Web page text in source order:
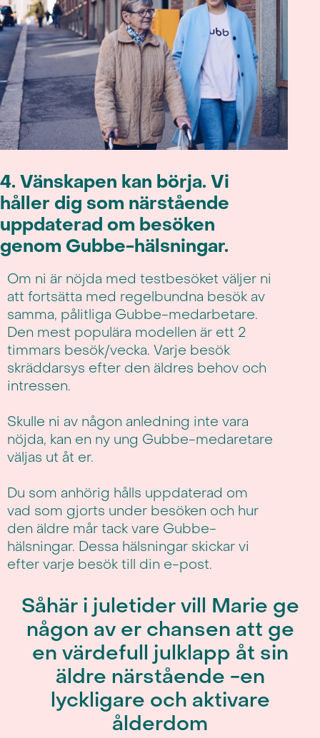
4. Vänskapen kan börja. Vi
håller dig som närstående
uppdaterad om besöken
genom Gubbe-hälsningar.
Om ni är nöjda med testbesöket väljer ni
att fortsätta med regelbundna besök av
samma, pålitliga Gubbe-medarbetare.
Den mest populära modellen är ett 2
timmars besök/vecka. Varje besök
skräddarsys efter den äldres behov och
intressen.
Skulle ni av någon anledning inte vara
nöjda, kan en ny ung Gubbe-medaretare
väljas ut åt er.
Du som anhörig hålls uppdaterad om
vad som gjorts under besöken och hur
den äldre mår tack vare Gubbe-
hälsningar. Dessa hälsningar skickar vi
efter varje besök till din e-post.
Såhär i juletider vill Marie ge
någon av er chansen att ge
en värdefull julklapp åt sin
äldre närstående -en
lyckligare och aktivare
ålderdom